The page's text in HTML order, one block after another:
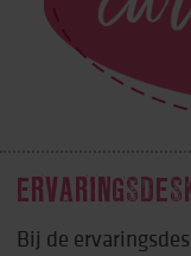
Bij de